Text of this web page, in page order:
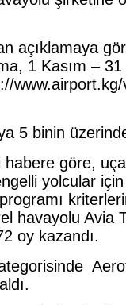
açıklamaya
1 Kasım –
5 binin
habere göre,
yolcular
havayolu Avia
oy kazandı.